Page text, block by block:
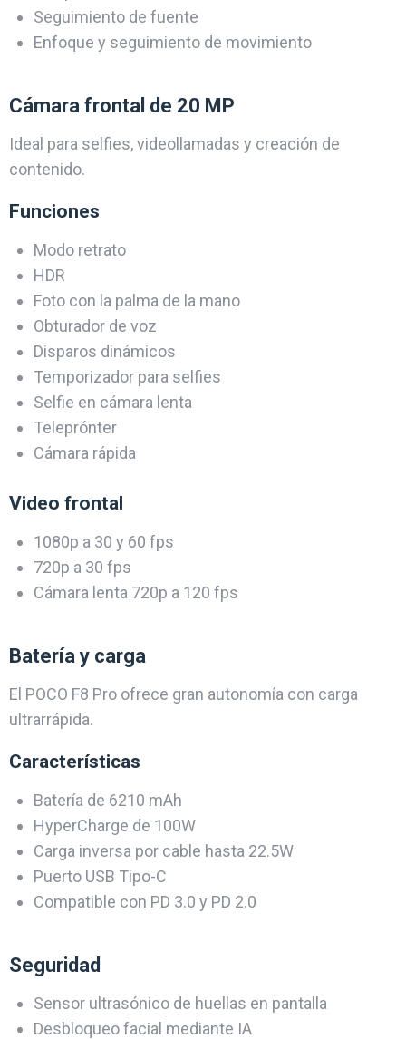
Seguimiento de fuente
Enfoque y seguimiento de movimiento
Cámara frontal de 20 MP
Ideal para selfies, videollamadas y creación de
contenido.
Funciones
Modo retrato
HDR
Foto con la palma de la mano
Obturador de voz
Disparos dinámicos
Temporizador para selfies
Selfie en cámara lenta
Teleprónter
Cámara rápida
Video frontal
1080p a 30 y 60 fps
720p a 30 fps
Cámara lenta 720p a 120 fps
Batería y carga
El POCO F8 Pro ofrece gran autonomía con carga
ultrarrápida.
Características
Batería de 6210 mAh
HyperCharge de 100W
Carga inversa por cable hasta 22.5W
Puerto USB Tipo-C
Compatible con PD 3.0 y PD 2.0
Seguridad
Sensor ultrasónico de huellas en pantalla
Desbloqueo facial mediante IA